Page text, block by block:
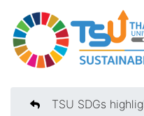
TSU SDGs